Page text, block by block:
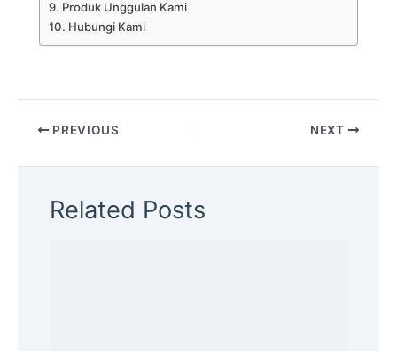
Produk Unggulan Kami
Hubungi Kami
PREVIOUS NEXT
Related Posts